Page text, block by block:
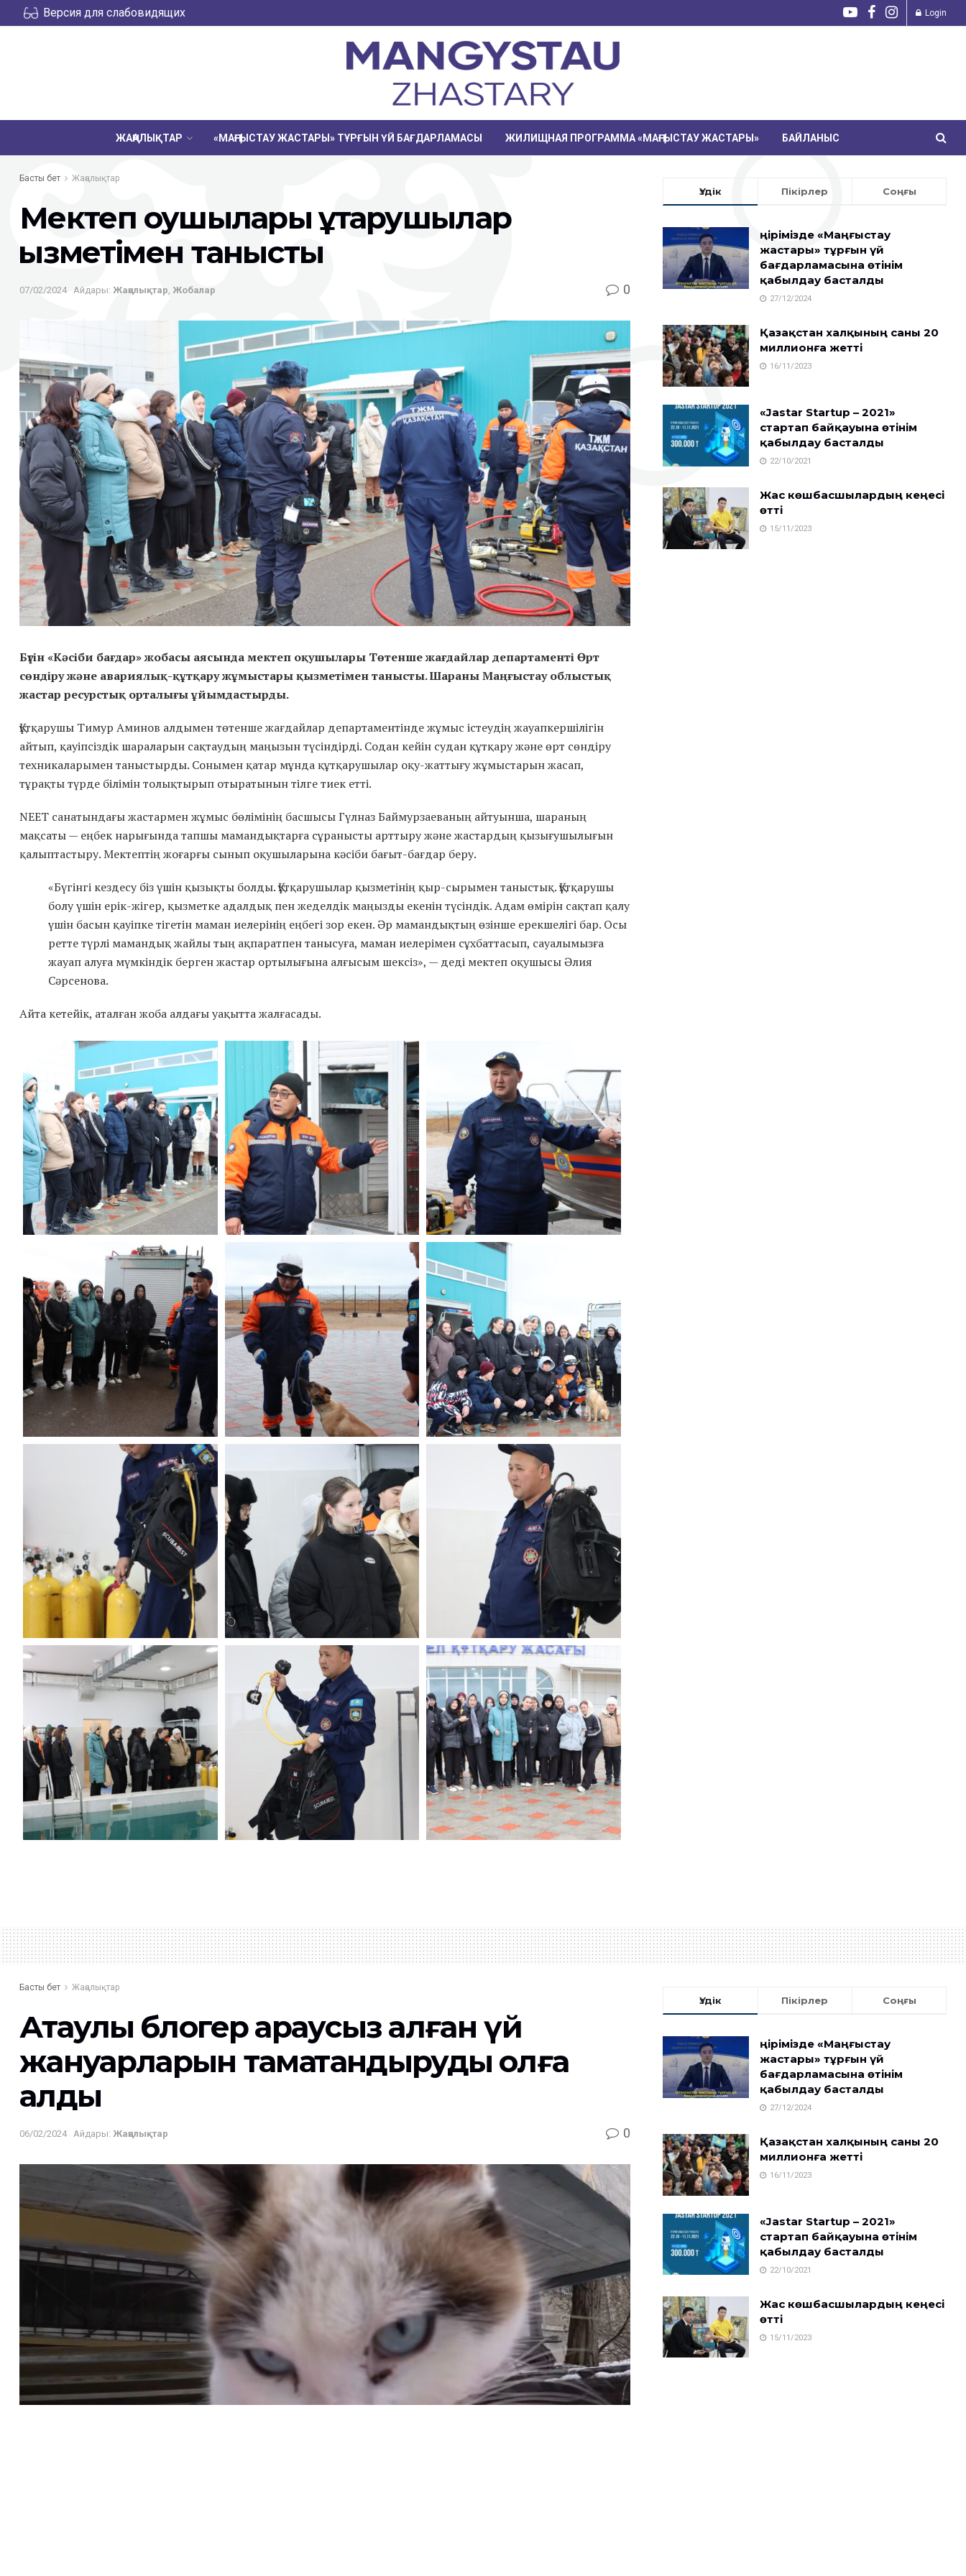
Версия для слабовидящих Login
ЖАҢАЛЫҚТАР «МАҢҒЫСТАУ ЖАСТАРЫ» ТҰРҒЫН ҮЙ БАҒДАРЛАМАСЫ ЖИЛИЩНАЯ ПРОГРАММА «МАҢҒЫСТАУ ЖАСТАРЫ» БАЙЛАНЫС
Басты бет Жаңалықтар
Мектеп оқушылары құтқарушылар
қызметімен танысты
07/02/2024 Айдары: Жаңалықтар Жобалар 0
Бүгін «Кәсіби бағдар» жобасы аясында мектеп оқушылары Төтенше жағдайлар департаменті Өрт
сөндіру және авариялық-құтқару жұмыстары қызметімен танысты. Шараны Маңғыстау облыстық
жастар ресурстық орталығы ұйымдастырды.
Құтқарушы Тимур Аминов алдымен төтенше жағдайлар департаментінде жұмыс істеудің жауапкершілігін
айтып, қауіпсіздік шараларын сақтаудың маңызын түсіндірді. Содан кейін судан құтқару және өрт сөндіру
техникаларымен таныстырды. Сонымен қатар мұнда құтқарушылар оқу-жаттығу жұмыстарын жасап,
тұрақты түрде білімін толықтырып отыратынын тілге тиек етті.
NEET санатындағы жастармен жұмыс бөлімінің басшысы Гүлназ Баймурзаеваның айтуынша, шараның
мақсаты — еңбек нарығында тапшы мамандықтарға сұранысты арттыру және жастардың қызығушылығын
қалыптастыру. Мектептің жоғарғы сынып оқушыларына кәсіби бағыт-бағдар беру.
«Бүгінгі кездесу біз үшін қызықты болды. Құтқарушылар қызметінің қыр-сырымен таныстық. Құтқарушы
болу үшін ерік-жігер, қызметке адалдық пен жеделдік маңызды екенін түсіндік. Адам өмірін сақтап қалу
үшін басын қауіпке тігетін маман иелерінің еңбегі зор екен. Әр мамандықтың өзінше ерекшелігі бар. Осы
ретте түрлі мамандық жайлы тың ақпаратпен танысуға, маман иелерімен сұхбаттасып, сауалымызға
жауап алуға мүмкіндік берген жастар ортылығына алғысым шексіз», — деді мектеп оқушысы Әлия
Сәрсенова.
Айта кетейік, аталған жоба алдағы уақытта жалғасады.
Үздік Пікірлер Соңғы
Өңірімізде «Маңғыстау
жастары» тұрғын үй
бағдарламасына өтінім
қабылдау басталды
27/12/2024
Қазақстан халқының саны 20
миллионға жетті
16/11/2023
«Jastar Startup – 2021»
стартап байқауына өтінім
қабылдау басталды
22/10/2021
Жас көшбасшылардың кеңесі
өтті
15/11/2023
Басты бет Жаңалықтар
Ақтаулық блогер қараусыз қалған үй
жануарларын тамақтандыруды қолға
алды
06/02/2024 Айдары: Жаңалықтар 0
Үздік Пікірлер Соңғы
Өңірімізде «Маңғыстау
жастары» тұрғын үй
бағдарламасына өтінім
қабылдау басталды
27/12/2024
Қазақстан халқының саны 20
миллионға жетті
16/11/2023
«Jastar Startup – 2021»
стартап байқауына өтінім
қабылдау басталды
22/10/2021
Жас көшбасшылардың кеңесі
өтті
15/11/2023